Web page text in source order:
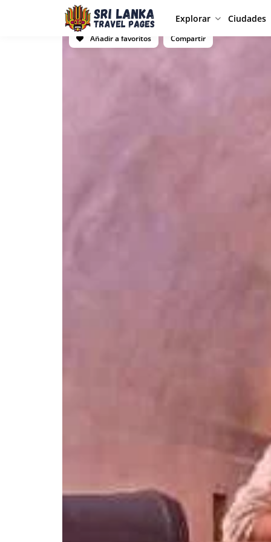
Explorar Ciudades
Añadir a favoritos Compartir